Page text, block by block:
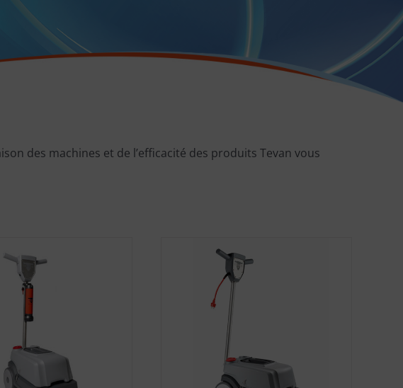
des machines et de l’efficacité des produits Tevan vous